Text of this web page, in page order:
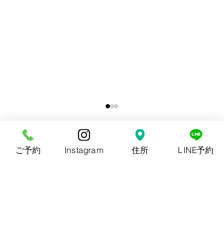
ご予約 Instagram 住所 LINE予約